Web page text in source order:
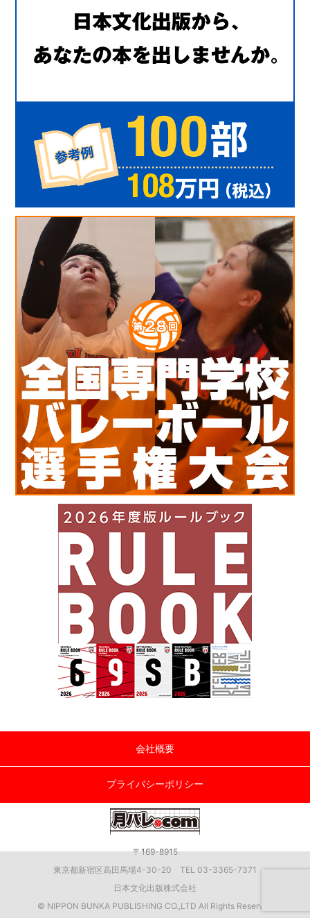
会社概要
プライバシーポリシー
〒169-8915
東京都新宿区高田馬場4-30-20 TEL 03-3365-7371
日本文化出版株式会社
© NIPPON BUNKA PUBLISHING CO.,LTD All Rights Reserved